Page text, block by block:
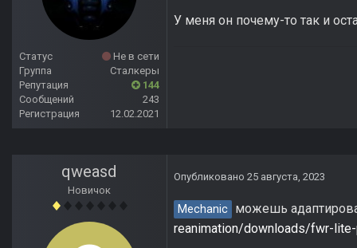
Статус
Не в сети
Группа
Сталкеры
Репутация
144
Сообщений
243
Регистрация
12.02.2021
У меня он почему-то так и
qweasd
Новичок
Опубликовано 25 августа, 2023
Mechanic можешь
reanimation/downloads/fwr-